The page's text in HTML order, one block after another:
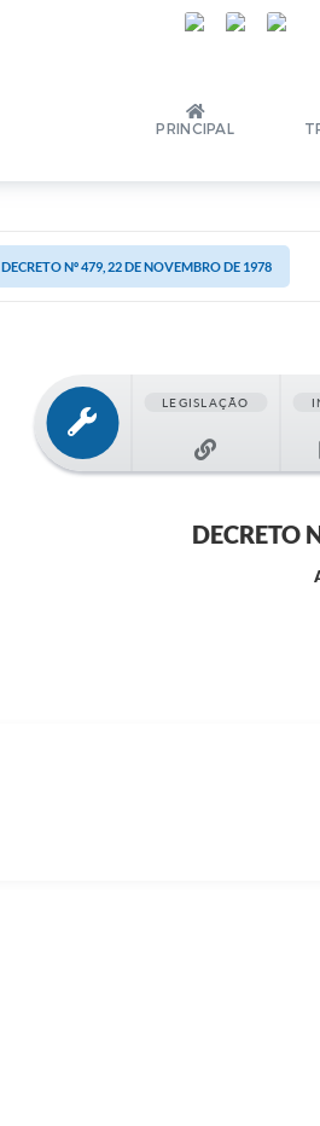
PRINCIPAL
DECRETO Nº 479, 22 DE NOVEMBRO DE 1978
LEGISLAÇÃO
DECRETO